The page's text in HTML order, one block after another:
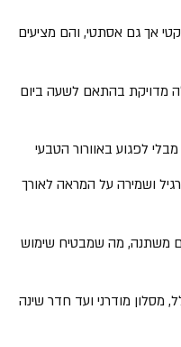
אך גם אסתטי, והם מציעים
מדויקת בהתאם לשעה ביום
לפגוע באוורור הטבעי
ושמירה על המראה לאורך
משתנה, מה שמבטיח שימוש
מסלון מודרני ועד חדר שינה